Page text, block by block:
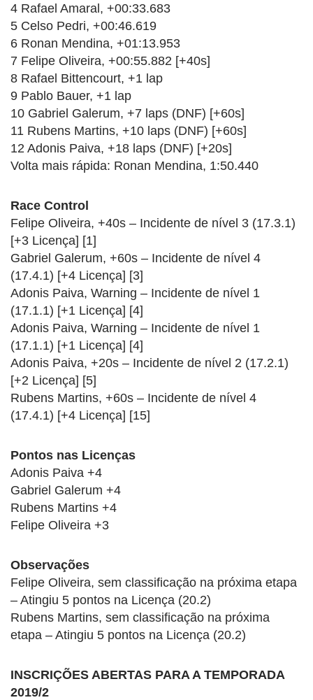
4 Rafael Amaral, +00:33.683
5 Celso Pedri, +00:46.619
6 Ronan Mendina, +01:13.953
7 Felipe Oliveira, +00:55.882 [+40s]
8 Rafael Bittencourt, +1 lap
9 Pablo Bauer, +1 lap
10 Gabriel Galerum, +7 laps (DNF) [+60s]
11 Rubens Martins, +10 laps (DNF) [+60s]
12 Adonis Paiva, +18 laps (DNF) [+20s]
Volta mais rápida: Ronan Mendina, 1:50.440
Race Control
Felipe Oliveira, +40s – Incidente de nível 3 (17.3.1)
[+3 Licença] [1]
Gabriel Galerum, +60s – Incidente de nível 4
(17.4.1) [+4 Licença] [3]
Adonis Paiva, Warning – Incidente de nível 1
(17.1.1) [+1 Licença] [4]
Adonis Paiva, Warning – Incidente de nível 1
(17.1.1) [+1 Licença] [4]
Adonis Paiva, +20s – Incidente de nível 2 (17.2.1)
[+2 Licença] [5]
Rubens Martins, +60s – Incidente de nível 4
(17.4.1) [+4 Licença] [15]
Pontos nas Licenças
Adonis Paiva +4
Gabriel Galerum +4
Rubens Martins +4
Felipe Oliveira +3
Observações
Felipe Oliveira, sem classificação na próxima etapa
– Atingiu 5 pontos na Licença (20.2)
Rubens Martins, sem classificação na próxima
etapa – Atingiu 5 pontos na Licença (20.2)
INSCRIÇÕES ABERTAS PARA A TEMPORADA
2019/2